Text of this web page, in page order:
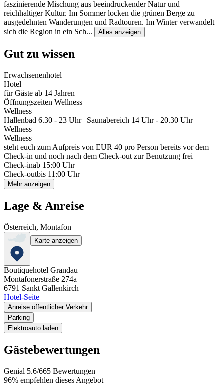
faszinierende Mischung aus beeindruckender Natur und
reichhaltiger Kultur. Im Sommer locken die grünen Berge zu
ausgedehnten Wanderungen und Radtouren. Im Winter verwandelt
sich die Region in ein Sch... Alles anzeigen
Gut zu wissen
Erwachsenenhotel
Hotel
für Gäste ab 14 Jahren
Öffnungszeiten Wellness
Wellness
Hallenbad 6.30 - 23 Uhr | Saunabereich 14 Uhr - 20.30 Uhr
Wellness
Wellness
steht euch zum Aufpreis von EUR 40 pro Person bereits vor dem
Check-in und noch nach dem Check-out zur Benutzung frei
Check-inab 15:00 Uhr
Check-outbis 11:00 Uhr
Mehr anzeigen
Lage & Anreise
Österreich, Montafon
Karte anzeigen
Boutiquehotel Grandau
Montafonerstraße 274a
6791 Sankt Gallenkirch
Hotel-Seite
Anreise öffentlicher Verkehr
Parking
Elektroauto laden
Gästebewertungen
Genial 5.6/665 Bewertungen
96% empfehlen dieses Angebot